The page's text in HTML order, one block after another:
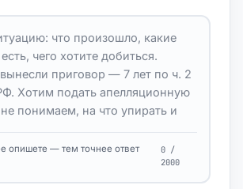
опишете — тем точнее ответ
0 /
2000